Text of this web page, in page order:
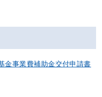
事業費補助金交付申請書